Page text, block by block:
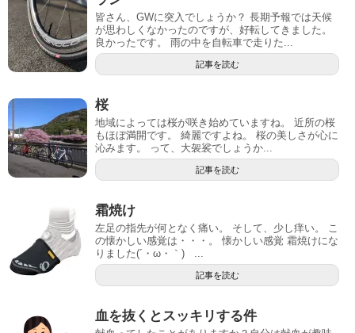
皆さん、GWに突入でしょうか？ 長期予報では天候
が思わしくなかったのですが、好転してきました。
良かったです。 雨の中を自転車で走りた...
記事を読む
桜
地域によっては桜が咲き始めていますね。 近所の桜
もほぼ満開です。 綺麗ですよね。 桜の美しさが心に
沁みます。 って、大袈裟でしょうか...
記事を読む
霜焼け
左足の指先が何となく痛い。 そして、少し痒い。 こ
の懐かしい感覚は・・・。 懐かしい感覚 霜焼けにな
りました(´・ω・｀) ...
記事を読む
血を抜くとスッキリする件